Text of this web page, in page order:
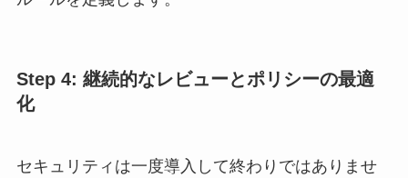
Step 4: 継続的なレビューとポリシーの最適
化
セキュリティは一度導入して終わりではありませ